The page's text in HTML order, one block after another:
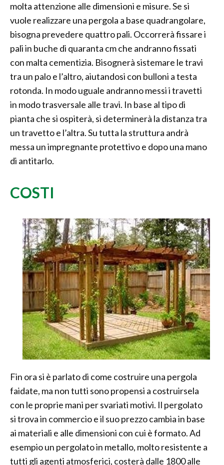
molta attenzione alle dimensioni e misure. Se si
vuole realizzare una pergola a base quadrangolare,
bisogna prevedere quattro pali. Occorrerà fissare i
pali in buche di quaranta cm che andranno fissati
con malta cementizia. Bisognerà sistemare le travi
tra un palo e l’altro, aiutandosi con bulloni a testa
rotonda. In modo uguale andranno messi i travetti
in modo trasversale alle travi. In base al tipo di
pianta che si ospiterà, si determinerà la distanza tra
un travetto e l’altra. Su tutta la struttura andrà
messa un impregnante protettivo e dopo una mano
di antitarlo.
COSTI
Fin ora si è parlato di come costruire una pergola
faidate, ma non tutti sono propensi a costruirsela
con le proprie mani per svariati motivi. Il pergolato
si trova in commercio e il suo prezzo cambia in base
ai materiali e alle dimensioni con cui è formato. Ad
esempio un pergolato in metallo, molto resistente a
tutti gli agenti atmosferici, costerà dalle 1800 alle